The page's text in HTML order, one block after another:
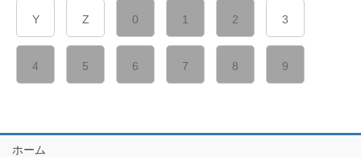
Y Z 0 1 2 3
4 5 6 7 8 9
ホーム